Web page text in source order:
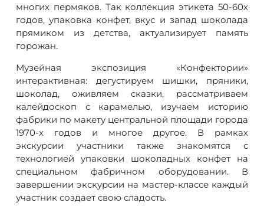
многих пермяков. Так коллекция этикета 50-60х
годов, упаковка конфет, вкус и запад шоколада
прямиком из детства, актуализирует память
горожан.
Музейная экспозиция «Конфектории»
интерактивная: дегустируем шишки, пряники,
шоколад, оживляем сказки, рассматриваем
калейдоскоп с карамелью, изучаем историю
фабрики по макету центральной площади города
1970-х годов и многое другое. В рамках
экскурсии участники также знакомятся с
технологией упаковки шоколадных конфет на
специальном фабричном оборудовании. В
завершении экскурсии на мастер-классе каждый
участник создает свою сладость.